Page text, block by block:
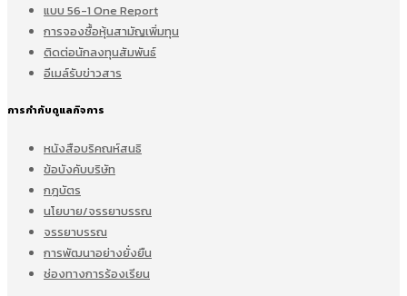
แบบ 56-1 One Report
การจองซื้อหุ้นสามัญเพิ่มทุน
ติดต่อนักลงทุนสัมพันธ์
อีเมล์รับข่าวสาร
การกำกับดูแลกิจการ
หนังสือบริคณห์สนธิ
ข้อบังคับบริษัท
กฎบัตร
นโยบาย/จรรยาบรรณ
จรรยาบรรณ
การพัฒนาอย่างยั่งยืน
ช่องทางการร้องเรียน